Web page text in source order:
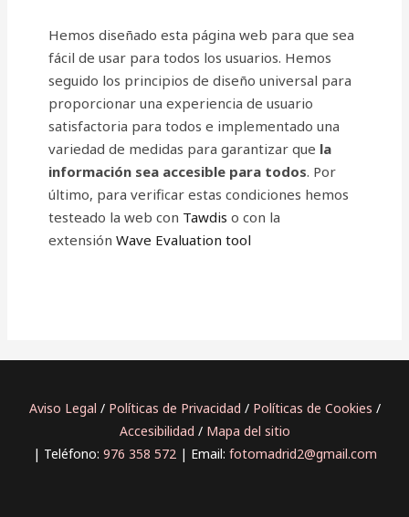
Hemos diseñado esta página web para que sea
fácil de usar para todos los usuarios. Hemos
seguido los principios de diseño universal para
proporcionar una experiencia de usuario
satisfactoria para todos e implementado una
variedad de medidas para garantizar que la
información sea accesible para todos. Por
último, para verificar estas condiciones hemos
testeado la web con Tawdis o con la
extensiónWave Evaluation tool
Aviso Legal / Políticas de Privacidad / Políticas de Cookies /
Accesibilidad / Mapa del sitio
| Teléfono: 976 358 572| Email: fotomadrid2@gmail.com